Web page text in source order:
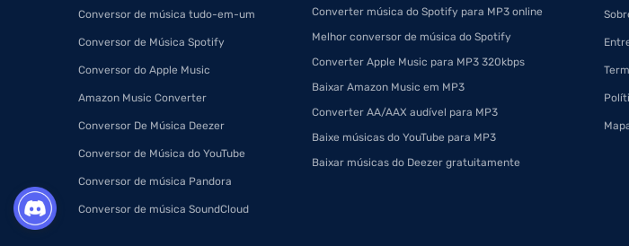
Conversor de música tudo-em-um
Conversor de Música Spotify
Conversor do Apple Music
Amazon Music Converter
Conversor De Música Deezer
Conversor de Música do YouTube
Conversor de música Pandora
Conversor de música SoundCloud
Converter música do Spotify para MP3 online
Melhor conversor de música do Spotify
Converter Apple Music para MP3 320kbps
Baixar Amazon Music em MP3
Converter AA/AAX audível para MP3
Baixe músicas do YouTube para MP3
Baixar músicas do Deezer gratuitamente